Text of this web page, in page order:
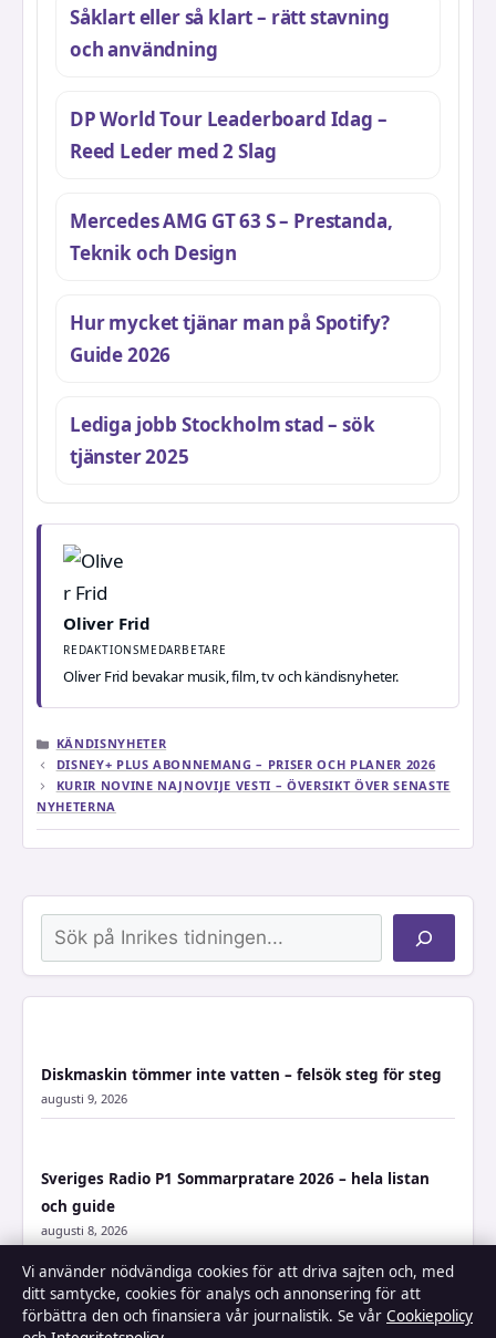
Såklart eller så klart – rätt stavning
och användning
DP World Tour Leaderboard Idag –
Reed Leder med 2 Slag
Mercedes AMG GT 63 S – Prestanda,
Teknik och Design
Hur mycket tjänar man på Spotify?
Guide 2026
Lediga jobb Stockholm stad – sök
tjänster 2025
Oliver Frid
REDAKTIONSMEDARBETARE
Oliver Frid bevakar musik, film, tv och kändisnyheter.
KATEGORIER
KÄNDISNYHETER
DISNEY+ PLUS ABONNEMANG – PRISER OCH PLANER 2026
KURIR NOVINE NAJNOVIJE VESTI – ÖVERSIKT ÖVER SENASTE
NYHETERNA
Sök
Diskmaskin tömmer inte vatten – felsök steg för steg
augusti 9, 2026
Sveriges Radio P1 Sommarpratare 2026 – hela listan
och guide
augusti 8, 2026
Gustav Vasas vilda dotter – Cecilia Vasas historia
augusti 8, 2026
Vi använder nödvändiga cookies för att driva sajten och, med
ditt samtycke, cookies för analys och annonsering för att
förbättra den och finansiera vår journalistik. Se vår Cookiepolicy